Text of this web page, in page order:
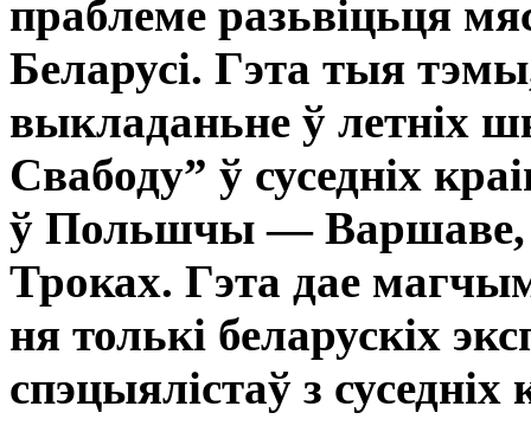
праблеме разьвіцьця
Беларусі. Гэта тыя
выкладаньне ў летніх
Свабоду” ў суседніх
ў Польшчы — Варшаве,
Троках. Гэта дае
ня толькі беларускіх
спэцыялістаў з суседніх